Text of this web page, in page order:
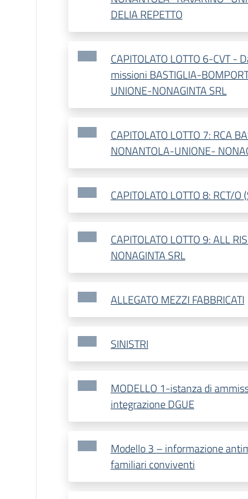
DELIA REPETTO
CAPITOLATO LOTTO 6-CVT
missioni BASTIGLIA-
UNIONE-NONAGINTA SRL
CAPITOLATO LOTTO 7: RCA
NONANTOLA-UNIONE-
CAPITOLATO LOTTO 8: RCT/O
CAPITOLATO LOTTO 9: ALL
NONAGINTA SRL
ALLEGATO MEZZI FABBRICATI
SINISTRI
MODELLO 1-istanza di
integrazione DGUE
Modello 3 – informazione
familiari conviventi